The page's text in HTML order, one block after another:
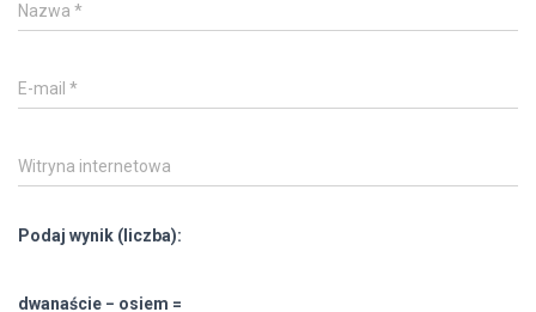
Nazwa *
E-mail *
Witryna internetowa
Podaj wynik (liczba):
dwanaście − osiem =